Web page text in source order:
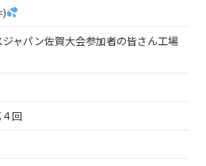
ャパン佐賀大会参加者の皆さん工場
回